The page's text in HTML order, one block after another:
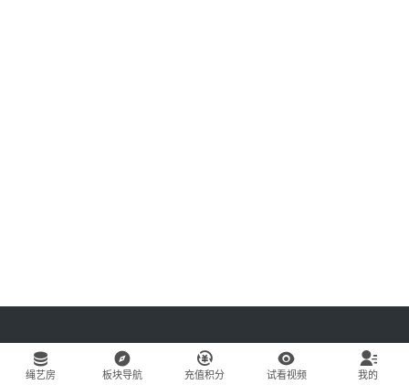
绳艺房 板块导航 充值积分 试看视频 我的